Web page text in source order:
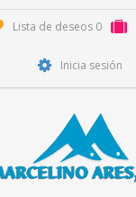
Lista de deseos 0
Inicia sesión